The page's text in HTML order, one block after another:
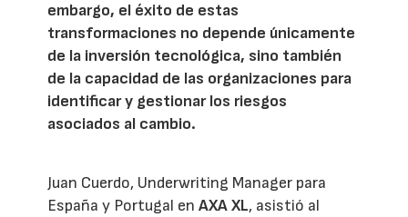
embargo, el éxito de estas
transformaciones no depende únicamente
de la inversión tecnológica, sino también
de la capacidad de las organizaciones para
identificar y gestionar los riesgos
asociados al cambio.
Juan Cuerdo, Underwriting Manager para
España y Portugal enAXA XL, asistió al